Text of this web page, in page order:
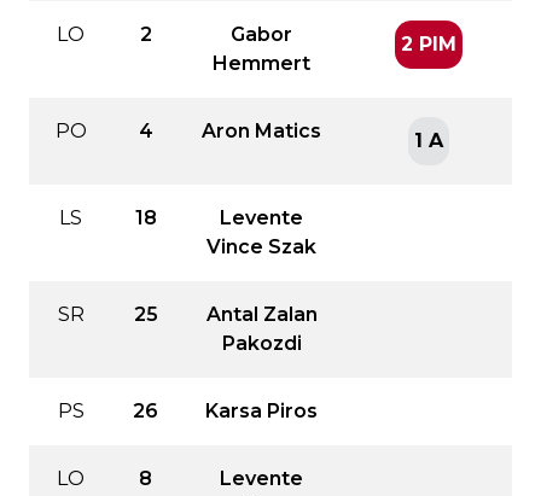
LO 2
Gabor
Hemmert
2 PIM
PO 4 Aron Matics 1 A
LS 18
Levente
Vince Szak
SR 25
Antal Zalan
Pakozdi
PS 26 Karsa Piros
LO 8
Levente